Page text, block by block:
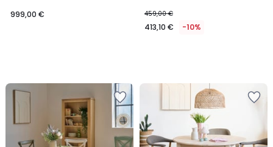
999,00 €
459,00 €
413,10 € -10%